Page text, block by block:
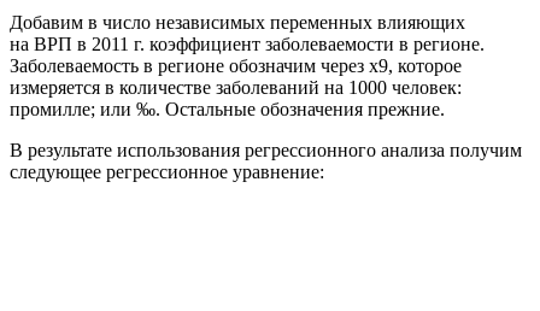
Добавим в число независимых переменных влияющих
на ВРП в 2011 г. коэффициент заболеваемости в регионе.
Заболеваемость в регионе обозначим через х9, которое
измеряется в количестве заболеваний на 1000 человек:
промилле; или ‰. Остальные обозначения прежние.
В результате использования регрессионного анализа получим
следующее регрессионное уравнение: